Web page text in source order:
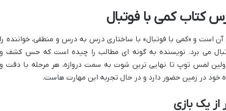
کتاب کمی با فوتبال
است و «کمی با فوتبال» با ساختاری درس به درس و منطقی، خواننده را
می برد. نویسنده به گونه ای مطالب را چیده است که حس کشف و
اولین لمس توپ تا نهایی ترین شوت به سمت دروازه، هر مرحله با دقت و
خود در زمین حضور دارد و در حال تجربه این مهارت هاست.
از یک بازی